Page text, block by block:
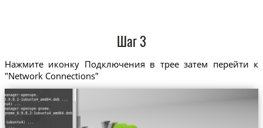
Шаг 3
Нажмите иконку Подключения в трее затем перейти к
"Network Connections"